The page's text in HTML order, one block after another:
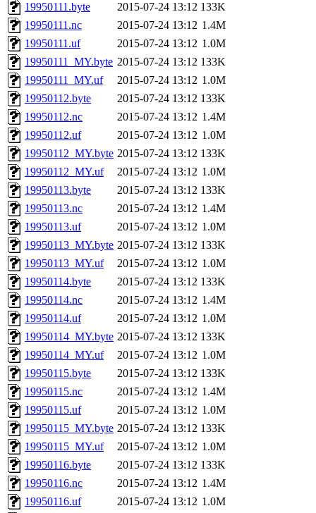
19950111.byte
2015-07-24 13:12 133K
19950111.nc
2015-07-24 13:12 1.4M
19950111.uf
2015-07-24 13:12 1.0M
19950111_MY.byte 2015-07-24 13:12 133K
19950111_MY.uf
2015-07-24 13:12 1.0M
19950112.byte
2015-07-24 13:12 133K
19950112.nc
2015-07-24 13:12 1.4M
19950112.uf
2015-07-24 13:12 1.0M
19950112_MY.byte 2015-07-24 13:12 133K
19950112_MY.uf
2015-07-24 13:12 1.0M
19950113.byte
2015-07-24 13:12 133K
19950113.nc
2015-07-24 13:12 1.4M
19950113.uf
2015-07-24 13:12 1.0M
19950113_MY.byte 2015-07-24 13:12 133K
19950113_MY.uf
2015-07-24 13:12 1.0M
19950114.byte
2015-07-24 13:12 133K
19950114.nc
2015-07-24 13:12 1.4M
19950114.uf
2015-07-24 13:12 1.0M
19950114_MY.byte 2015-07-24 13:12 133K
19950114_MY.uf
2015-07-24 13:12 1.0M
19950115.byte
2015-07-24 13:12 133K
19950115.nc
2015-07-24 13:12 1.4M
19950115.uf
2015-07-24 13:12 1.0M
19950115_MY.byte 2015-07-24 13:12 133K
19950115_MY.uf
2015-07-24 13:12 1.0M
19950116.byte
2015-07-24 13:12 133K
19950116.nc
2015-07-24 13:12 1.4M
19950116.uf
2015-07-24 13:12 1.0M